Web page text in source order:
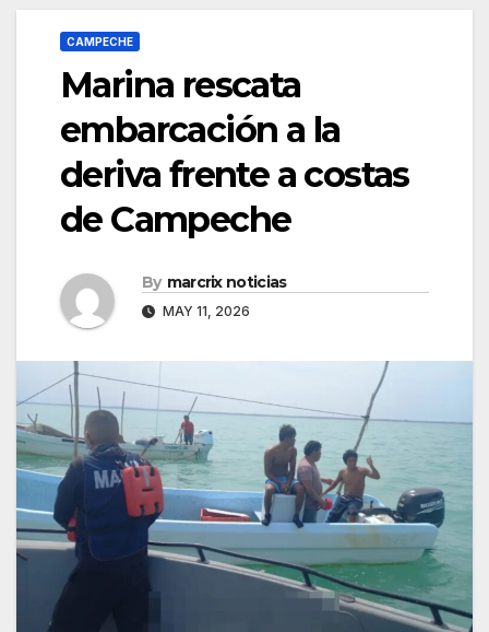
CAMPECHE
Marina rescata
embarcación a la
deriva frente a costas
de Campeche
By marcrix noticias
MAY 11, 2026